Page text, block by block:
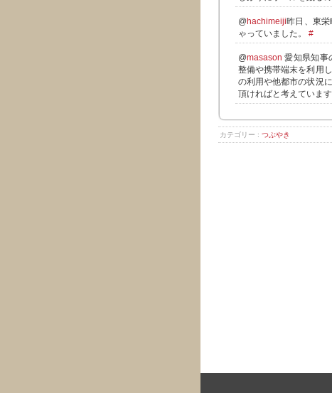
@ hachimeiji昨日、東栄
ゃっていました。 #
@masason 愛知県知事
整備や携帯端末を利用
の利用や他都市の状況
頂ければと考えていま
カテゴリー : つぶやき